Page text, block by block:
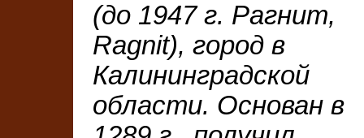
(до 1947 г. Рагнит,
Ragnit), город в
Калининградской
области. Основан в